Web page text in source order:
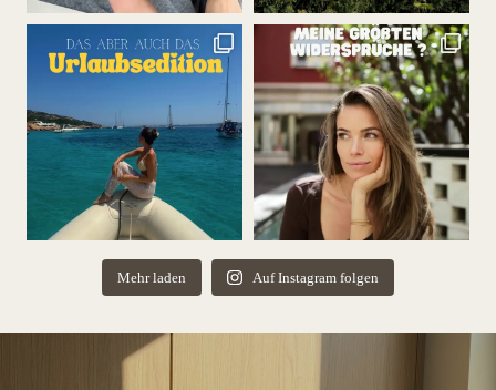
Mehr laden Auf Instagram folgen